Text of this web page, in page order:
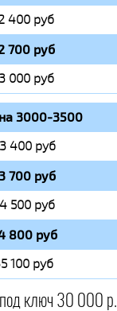
400 руб
700 руб
000 руб
3000-3500
400 руб
700 руб
500 руб
800 руб
100 руб
под ключ 30 000 р.